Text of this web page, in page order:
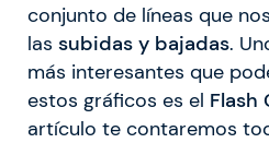
conjunto de líneas que
las subidas y bajadas.
más interesantes que
estos gráficos es el Flash
artículo te contaremos